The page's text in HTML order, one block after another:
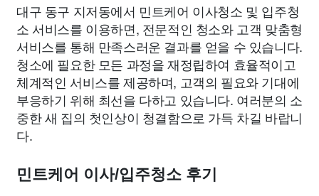
대구 동구 지저동에서 민트케어 이사청소 및 입주청
소 서비스를 이용하면, 전문적인 청소와 고객 맞춤형
서비스를 통해 만족스러운 결과를 얻을 수 있습니다.
청소에 필요한 모든 과정을 재정립하여 효율적이고
체계적인 서비스를 제공하며, 고객의 필요와 기대에
부응하기 위해 최선을 다하고 있습니다. 여러분의 소
중한 새 집의 첫인상이 청결함으로 가득 차길 바랍니
다.
민트케어 이사/입주청소 후기